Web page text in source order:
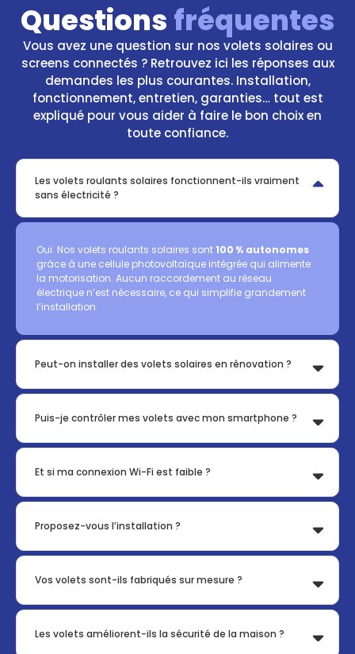
Questions fréquentes
Vous avez une question sur nos volets solaires ou
screens connectés ? Retrouvez ici les réponses aux
demandes les plus courantes. Installation,
fonctionnement, entretien, garanties… tout est
expliqué pour vous aider à faire le bon choix en
toute confiance.
Les volets roulants solaires fonctionnent-ils vraiment
sans électricité ?
Oui. Nos volets roulants solaires sont 100 % autonomes
grâce à une cellule photovoltaïque intégrée qui alimente
la motorisation. Aucun raccordement au réseau
électrique n’est nécessaire, ce qui simplifie grandement
l’installation.
Peut-on installer des volets solaires en rénovation ?
Puis-je contrôler mes volets avec mon smartphone ?
Et si ma connexion Wi-Fi est faible ?
Proposez-vous l’installation ?
Vos volets sont-ils fabriqués sur mesure ?
Les volets améliorent-ils la sécurité de la maison ?